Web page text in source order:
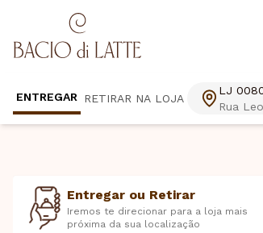
ENTREGAR RETIRAR NA LOJA
LJ
Rua
Entregar ou Retirar
Iremos te direcionar para a loja mais
próxima da sua localização